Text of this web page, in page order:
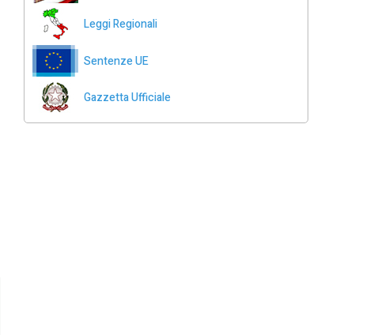
Leggi Regionali
Sentenze UE
Gazzetta Ufficiale